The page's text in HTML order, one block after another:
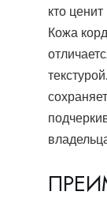
кто
Кожа